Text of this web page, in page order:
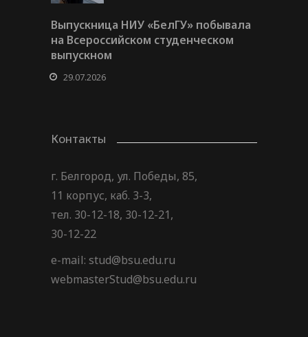
Выпускница НИУ «БелГУ» побывала
на Всероссийском студенческом
выпускном
29.07.2026
Контакты
г. Белгород, ул. Победы, 85,
11 корпус, каб. 3-3,
тел. 30-12-18, 30-12-21,
30-12-22
e-mail: stud@bsu.edu.ru
webmasterStud@bsu.edu.ru